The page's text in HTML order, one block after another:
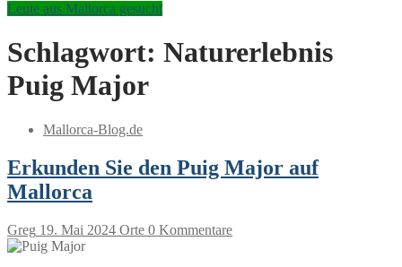
Leute aus Mallorca gesucht
Schlagwort: Naturerlebnis
Puig Major
Mallorca-Blog.de
Erkunden Sie den Puig Major auf
Mallorca
Greg 19. Mai 2024 Orte 0 Kommentare